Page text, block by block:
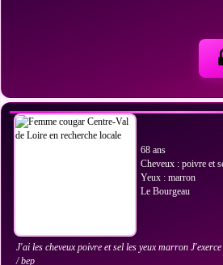
68 ans
Cheveux : poivre et
Yeux : marron
Le Bourgeau
J'ai les cheveux poivre et sel les yeux marron
/ bep